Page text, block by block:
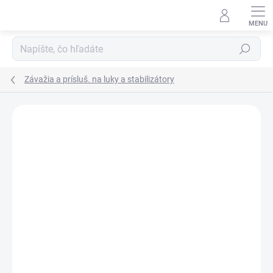
Hľadať
Závažia a prísluš. na luky a stabilizátory